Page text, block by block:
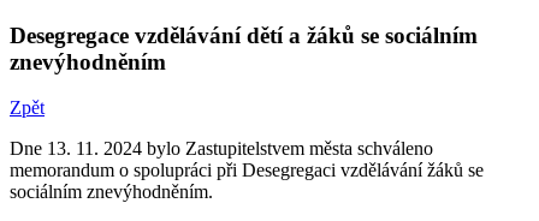
Desegregace vzdělávání dětí a žáků se sociálním
znevýhodněním
Zpět
Dne 13. 11. 2024 bylo Zastupitelstvem města schváleno
memorandum o spolupráci při Desegregaci vzdělávání žáků se
sociálním znevýhodněním.